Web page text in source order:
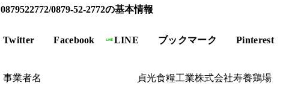
0879522772/0879-52-2772の基本情報
Twitter Facebook LINE ブックマーク Pinterest
事業者名 貞光食糧工業株式会社寿養鶏場